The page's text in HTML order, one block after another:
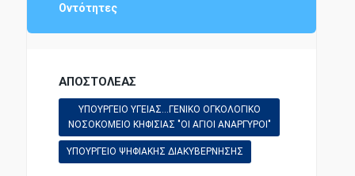
ΠΑΙΔΕΙΑ - ΕΚΠΑΙΔΕΥΣΗ
Οντότητες
ΑΠΟΣΤΟΛΕΑΣ
ΥΠΟΥΡΓΕΙΟ ΥΓΕΙΑΣ...ΓΕΝΙΚΟ ΟΓΚΟΛΟΓΙΚΟ
ΝΟΣΟΚΟΜΕΙΟ ΚΗΦΙΣΙΑΣ "ΟΙ ΑΓΙΟΙ ΑΝΑΡΓΥΡΟΙ"
ΥΠΟΥΡΓΕΙΟ ΨΗΦΙΑΚΗΣ ΔΙΑΚΥΒΕΡΝΗΣΗΣ